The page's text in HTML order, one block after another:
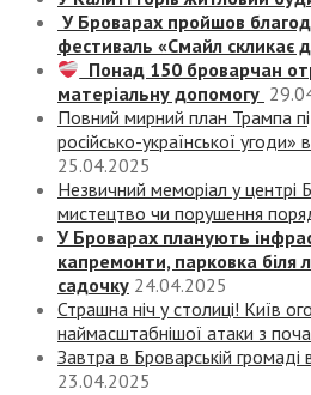
У Броварах пройшов
фестиваль «Смайл скликає
Понад 150 броварчан
матеріальну допомогу
Повний мирний план Трампа
російсько-української
25.04.2025
Незвичний меморіал у центрі
мистецтво чи порушення
У Броварах планують
капремонти, парковка біля
садочку 24.04.2025
Страшна ніч у столиці! Київ
наймасштабнішої атаки з
Завтра в Броварській громаді
23.04.2025